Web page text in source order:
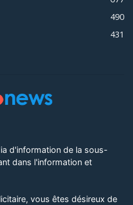
490
431
d'information de la sous-
dans l'information et
vous êtes désireux de